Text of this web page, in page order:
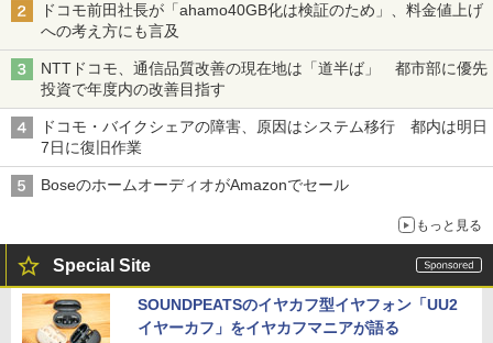
ドコモ前田社長が「ahamo40GB化は検証のため」、料金値上げ
への考え方にも言及
NTTドコモ、通信品質改善の現在地は「道半ば」 都市部に優先
投資で年度内の改善目指す
ドコモ・バイクシェアの障害、原因はシステム移行 都内は明日
7日に復旧作業
BoseのホームオーディオがAmazonでセール
もっと見る
Special Site
SOUNDPEATSのイヤカフ型イヤフォン「UU2
イヤーカフ」をイヤカフマニアが語る